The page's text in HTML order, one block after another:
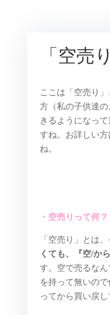
「空売
ここは「空売り
方（私の子供達
きるようになっ
すね。お詳しい
ね。
・空売りって何？
「空売り」とは
くても、『空/か
す。空で売るな
を持って無いの
ってから買い戻し